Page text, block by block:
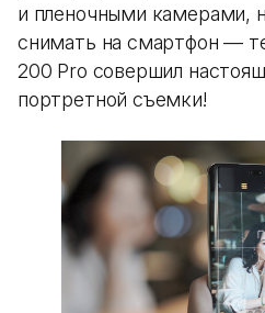
и пленочными камерами,
снимать на смартфон —
200 Pro совершил
портретной съемки!